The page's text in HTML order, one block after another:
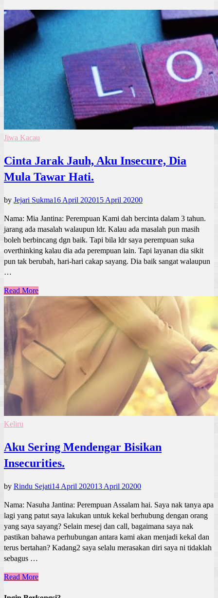
Jiwa Kacau
Cinta Jarak Jauh, Aku Insecure, Dia
Mula Tawar Hati.
by Jejari Sukma16 April 202015 April 20200
Nama: Mia Jantina: Perempuan Kami dah bercinta dalam 3 tahun.
jarang ada masalah walaupun ldr. Kalau ada masalah pun masih
boleh berbincang dgn baik. Tapi bila ldr saya perempuan suka
overthinking kalau dia ada perempuan lain. Tapi layanan dia sikit
pun tak berubah, hari-hari cakap sayang. Dia baik sangat walaupun
…
Read More
Keliru
Aku Sering Mendengar Bisikan
Insecurities.
by Rindu Sejati14 April 202013 April 20200
Nama: Nasuha Jantina: Perempuan Assalam hai. Saya nak tanya apa
lagi yang patut saya lakukan untuk kekal berhubung dengan orang
yang saya sayang? Selain mesej dan call, bagaimana saya nak
pastikan bahawa perhubungan antara kami akan menjadi kekal dan
terus bertahan? Kadang2 saya selalu merasakan diri saya ni tidaklah
sebagus …
Read More